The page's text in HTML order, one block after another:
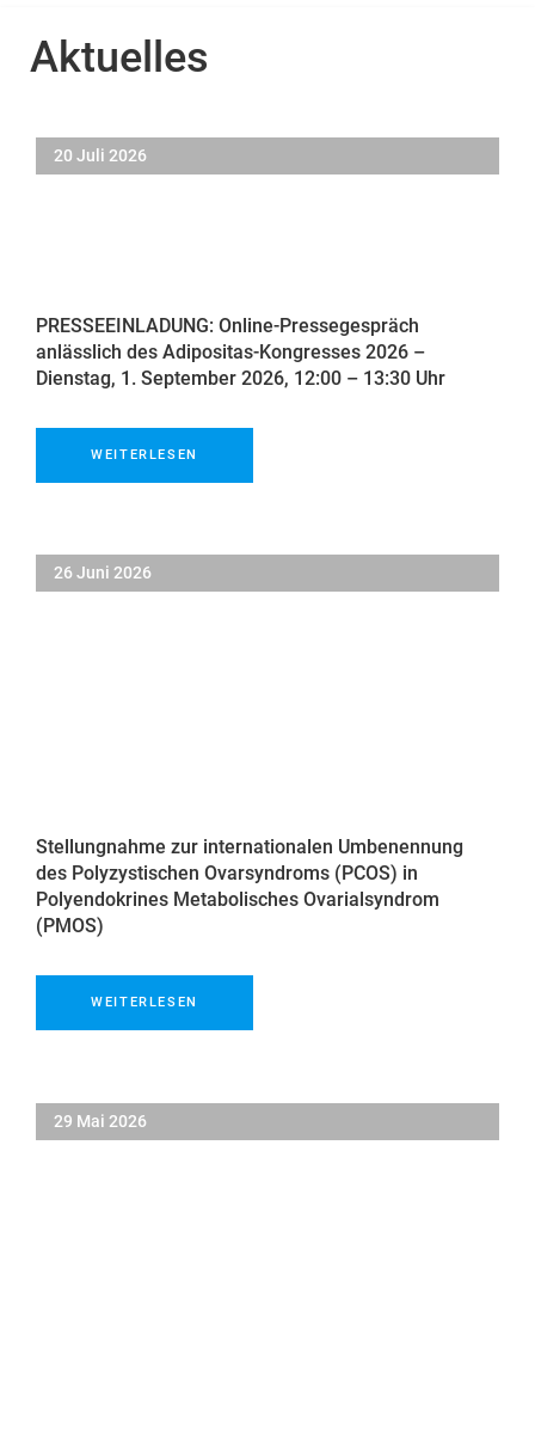
Aktuelles
20 Juli 2026
PRESSEEINLADUNG: Online-Pressegespräch
anlässlich des Adipositas-Kongresses 2026 –
Dienstag, 1. September 2026, 12:00 – 13:30 Uhr
WEITERLESEN
26 Juni 2026
Stellungnahme zur internationalen Umbenennung
des Polyzystischen Ovarsyndroms (PCOS) in
Polyendokrines Metabolisches Ovarialsyndrom
(PMOS)
WEITERLESEN
29 Mai 2026